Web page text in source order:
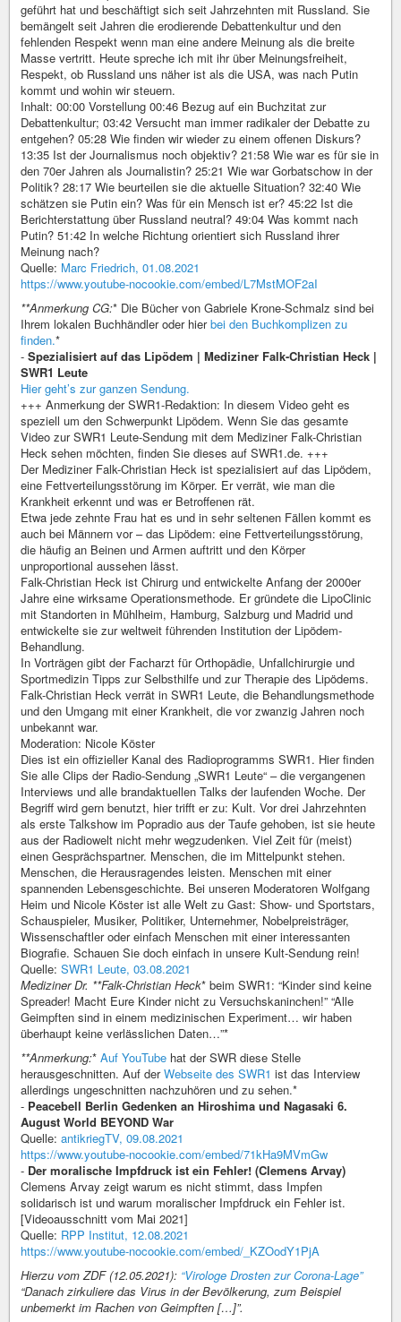
geführt hat und beschäftigt sich seit Jahrzehnten mit Russland. Sie
bemängelt seit Jahren die erodierende Debattenkultur und den
fehlenden Respekt wenn man eine andere Meinung als die breite
Masse vertritt. Heute spreche ich mit ihr über Meinungsfreiheit,
Respekt, ob Russland uns näher ist als die USA, was nach Putin
kommt und wohin wir steuern.
Inhalt: 00:00 Vorstellung 00:46 Bezug auf ein Buchzitat zur
Debattenkultur; 03:42 Versucht man immer radikaler der Debatte zu
entgehen? 05:28 Wie finden wir wieder zu einem offenen Diskurs?
13:35 Ist der Journalismus noch objektiv? 21:58 Wie war es für sie in
den 70er Jahren als Journalistin? 25:21 Wie war Gorbatschow in der
Politik? 28:17 Wie beurteilen sie die aktuelle Situation? 32:40 Wie
schätzen sie Putin ein? Was für ein Mensch ist er? 45:22 Ist die
Berichterstattung über Russland neutral? 49:04 Was kommt nach
Putin? 51:42 In welche Richtung orientiert sich Russland ihrer
Meinung nach?
Quelle: Marc Friedrich, 01.08.2021
https://www.youtube-nocookie.com/embed/L7MstMOF2aI
**Anmerkung CG:* Die Bücher von Gabriele Krone-Schmalz sind bei
Ihrem lokalen Buchhändler oder hierbei den Buchkomplizen zu
finden.*
- Spezialisiert auf das Lipödem | Mediziner Falk-Christian Heck |
SWR1 Leute
Hier geht’s zur ganzen Sendung.
+++ Anmerkung der SWR1-Redaktion: In diesem Video geht es
speziell um den Schwerpunkt Lipödem. Wenn Sie das gesamte
Video zur SWR1 Leute-Sendung mit dem Mediziner Falk-Christian
Heck sehen möchten, finden Sie dieses auf SWR1.de. +++
Der Mediziner Falk-Christian Heck ist spezialisiert auf das Lipödem,
eine Fettverteilungsstörung im Körper. Er verrät, wie man die
Krankheit erkennt und was er Betroffenen rät.
Etwa jede zehnte Frau hat es und in sehr seltenen Fällen kommt es
auch bei Männern vor – das Lipödem: eine Fettverteilungsstörung,
die häufig an Beinen und Armen auftritt und den Körper
unproportional aussehen lässt.
Falk-Christian Heck ist Chirurg und entwickelte Anfang der 2000er
Jahre eine wirksame Operationsmethode. Er gründete die LipoClinic
mit Standorten in Mühlheim, Hamburg, Salzburg und Madrid und
entwickelte sie zur weltweit führenden Institution der Lipödem-
Behandlung.
In Vorträgen gibt der Facharzt für Orthopädie, Unfallchirurgie und
Sportmedizin Tipps zur Selbsthilfe und zur Therapie des Lipödems.
Falk-Christian Heck verrät in SWR1 Leute, die Behandlungsmethode
und den Umgang mit einer Krankheit, die vor zwanzig Jahren noch
unbekannt war.
Moderation: Nicole Köster
Dies ist ein offizieller Kanal des Radioprogramms SWR1. Hier finden
Sie alle Clips der Radio-Sendung „SWR1 Leute“ – die vergangenen
Interviews und alle brandaktuellen Talks der laufenden Woche. Der
Begriff wird gern benutzt, hier trifft er zu: Kult. Vor drei Jahrzehnten
als erste Talkshow im Popradio aus der Taufe gehoben, ist sie heute
aus der Radiowelt nicht mehr wegzudenken. Viel Zeit für (meist)
einen Gesprächspartner. Menschen, die im Mittelpunkt stehen.
Menschen, die Herausragendes leisten. Menschen mit einer
spannenden Lebensgeschichte. Bei unseren Moderatoren Wolfgang
Heim und Nicole Köster ist alle Welt zu Gast: Show- und Sportstars,
Schauspieler, Musiker, Politiker, Unternehmer, Nobelpreisträger,
Wissenschaftler oder einfach Menschen mit einer interessanten
Biografie. Schauen Sie doch einfach in unsere Kult-Sendung rein!
Quelle: SWR1 Leute, 03.08.2021
Mediziner Dr. **Falk-Christian Heck* beim SWR1: “Kinder sind keine
Spreader! Macht Eure Kinder nicht zu Versuchskaninchen!” “Alle
Geimpften sind in einem medizinischen Experiment… wir haben
überhaupt keine verlässlichen Daten…”*
**Anmerkung:* Auf YouTube hat der SWR diese Stelle
herausgeschnitten. Auf derWebseite des SWR1 ist das Interview
allerdings ungeschnitten nachzuhören und zu sehen.*
- Peacebell Berlin Gedenken an Hiroshima und Nagasaki 6.
August World BEYOND War
Quelle: antikriegTV, 09.08.2021
https://www.youtube-nocookie.com/embed/71kHa9MVmGw
- Der moralische Impfdruck ist ein Fehler! (Clemens Arvay)
Clemens Arvay zeigt warum es nicht stimmt, dass Impfen
solidarisch ist und warum moralischer Impfdruck ein Fehler ist.
[Videoausschnitt vom Mai 2021]
Quelle: RPP Institut, 12.08.2021
https://www.youtube-nocookie.com/embed/_KZOodY1PjA
Hierzu vom ZDF (12.05.2021): “Virologe Drosten zur Corona-Lage”
“Danach zirkuliere das Virus in der Bevölkerung, zum Beispiel
unbemerkt im Rachen von Geimpften […]”.